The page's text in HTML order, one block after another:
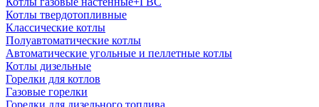
Котлы твердотопливные
Классические котлы
Полуавтоматические котлы
Автоматические угольные и пеллетные котлы
Котлы дизельные
Горелки для котлов
Газовые горелки
Горелки для дизельного топлива